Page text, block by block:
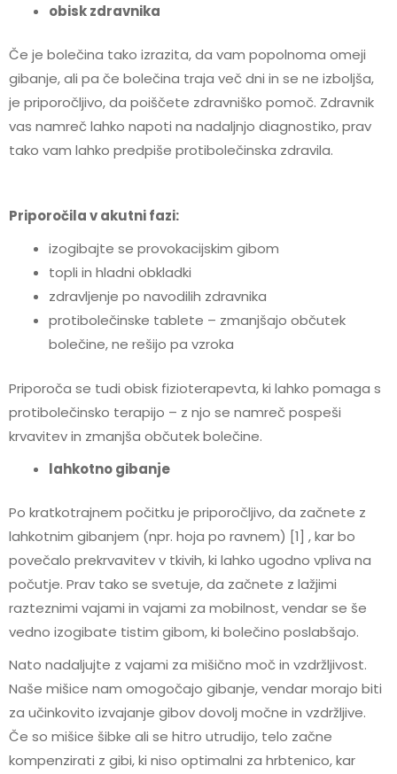
obisk zdravnika
Če je bolečina tako izrazita, da vam popolnoma omeji
gibanje, ali pa če bolečina traja več dni in se ne izboljša,
je priporočljivo, da poiščete zdravniško pomoč. Zdravnik
vas namreč lahko napoti na nadaljnjo diagnostiko, prav
tako vam lahko predpiše protibolečinska zdravila.
Priporočila v akutni fazi:
izogibajte se provokacijskim gibom
topli in hladni obkladki
zdravljenje po navodilih zdravnika
protibolečinske tablete – zmanjšajo občutek
bolečine, ne rešijo pa vzroka
Priporoča se tudi obisk fizioterapevta, ki lahko pomaga s
protibolečinsko terapijo – z njo se namreč pospeši
krvavitev in zmanjša občutek bolečine.
lahkotno gibanje
Po kratkotrajnem počitku je priporočljivo, da začnete z
lahkotnim gibanjem (npr. hoja po ravnem) [1] , kar bo
povečalo prekrvavitev v tkivih, ki lahko ugodno vpliva na
počutje. Prav tako se svetuje, da začnete z lažjimi
razteznimi vajami in vajami za mobilnost, vendar se še
vedno izogibate tistim gibom, ki bolečino poslabšajo.
Nato nadaljujte z vajami za mišično moč in vzdržljivost.
Naše mišice nam omogočajo gibanje, vendar morajo biti
za učinkovito izvajanje gibov dovolj močne in vzdržljive.
Če so mišice šibke ali se hitro utrudijo, telo začne
kompenzirati z gibi, ki niso optimalni za hrbtenico, kar